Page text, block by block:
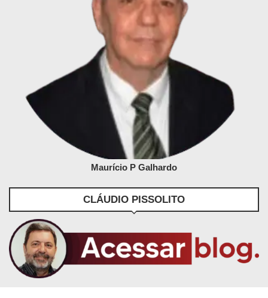
Maurício P Galhardo
CLÁUDIO PISSOLITO